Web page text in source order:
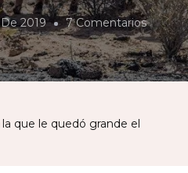
2019 7 ComentariosEn
Una
la que le quedó grande el